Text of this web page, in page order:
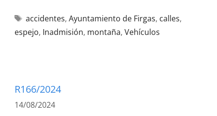
accidentes, Ayuntamiento de Firgas, calles,
espejo, Inadmisión, montaña, Vehículos
R166/2024
14/08/2024